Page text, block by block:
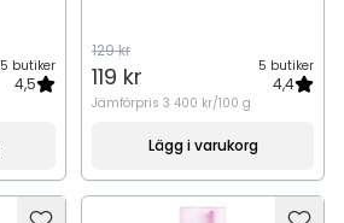
5 butiker
4,5
129 kr
119 kr 5 butiker
4,4
Jämförpris 3 400 kr/100 g
Lägg i varukorg